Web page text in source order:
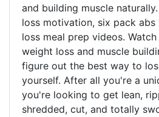
and building muscle
loss motivation, six pack
loss meal prep videos.
weight loss and muscle
figure out the best way to
yourself. After all you're a
you're looking to get lean,
shredded, cut, and totally